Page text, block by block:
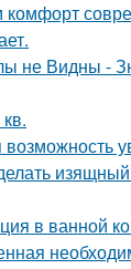
комфорт
не Видны -
в ванной